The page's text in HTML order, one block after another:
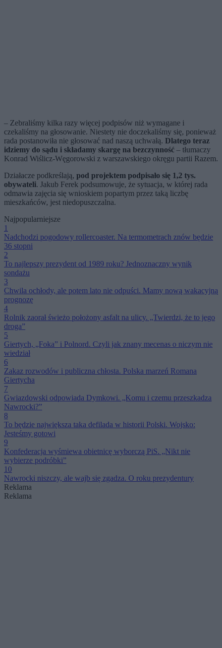
– Zebraliśmy kilka razy więcej podpisów niż wymagane i
czekaliśmy na głosowanie. Niestety nie doczekaliśmy się, ponieważ
rada postanowiła nie głosować nad naszą uchwałą. Dlatego teraz
idziemy do sądu i składamy skargę na bezczynność – tłumaczy
Konrad Wiślicz-Węgorowski z warszawskiego okręgu partii Razem.
Działacze podkreślają, pod projektem podpisało się 1,2 tys.
obywateli. Jakub Ferek podsumowuje, że sytuacja, w której rada
odmawia zajęcia się wnioskiem popartym przez taką liczbę
mieszkańców, jest niedopuszczalna.
Najpopularniejsze
1
Nadchodzi pogodowy rollercoaster. Na termometrach znów będzie
36 stopni
2
To najlepszy prezydent od 1989 roku? Jednoznaczny wynik
sondażu
3
Chwila ochłody, ale potem lato nie odpuści. Mamy nową wakacyjną
prognozę
4
Rolnik zaorał świeżo położony asfalt na ulicy. „Twierdzi, że to jego
droga”
5
Giertych, „Foka” i Polnord. Czyli jak znany mecenas o niczym nie
wiedział
6
Zakaz rozwodów i publiczna chłosta. Polska marzeń Romana
Giertycha
7
Gwiazdowski odpowiada Dymkowi. „Komu i czemu przeszkadza
Nawrocki?”
8
To będzie największa taka defilada w historii Polski. Wojsko:
Jesteśmy gotowi
9
Konfederacja wyśmiewa obietnicę wyborczą PiS. „Nikt nie
wybierze podróbki”
10
Nawrocki niszczy, ale wajb się zgadza. O roku prezydentury
Reklama
Reklama